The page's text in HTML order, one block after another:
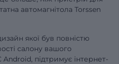
автомагнітола Torssen
якої був повністю
салону вашого
підтримує інтернет-